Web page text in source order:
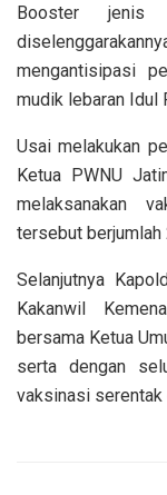
Booster jenis
mengantisipasi
mudik lebaran Idul
Usai melakukan
Ketua PWNU
melaksanakan
tersebut berjumlah
Selanjutnya
Kakanwil
bersama Ketua
serta dengan
vaksinasi